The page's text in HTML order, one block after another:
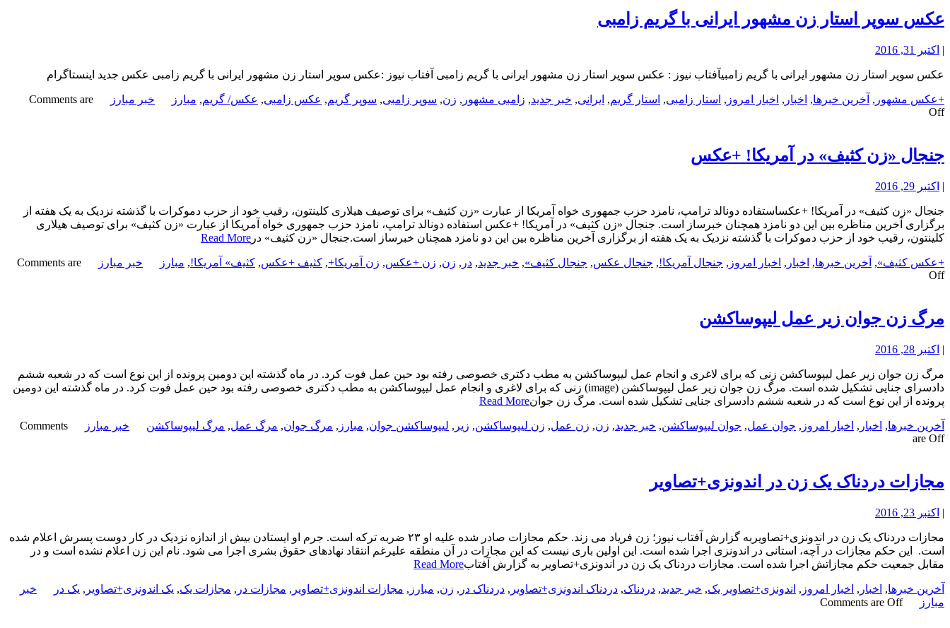
عکس سوپر استار زن مشهور ایرانی با گریم زامبی
| اکتبر 31, 2016
عکس سوپر استار زن مشهور ایرانی با گریم زامبیآفتاب نیوز : عکس سوپر استار زن مشهور ایرانی با گریم زامبی آفتاب نیوز :عکس سوپر استار زن مشهور ایرانی با گریم زامبی عکس جدید اینستاگرام
+عکس مشهور , آخرین خبرها, اخبار , اخبار امروز , استار زامبی, استار گریم, ایرانی, خبر جدید, زامبی مشهور , زن, سوپر زامبی, سوپر گریم, عکس زامبی, عکس/ گریم, مبارز خبر مبارز
Comments are
Off
جنجال «زن کثیف» در آمریکا! +عکس
| اکتبر 29, 2016
جنجال «زن کثیف» در آمریکا! +عکساستفاده دونالد ترامپ، نامزد حزب جمهوری خواه آمریکا از عبارت «زن کثیف» برای توصیف هیلاری کلینتون، رقیب خود از حزب دموکرات با گذشته نزدیک به یک هفته از
برگزاری آخرین مناظره بین این دو نامزد همچنان خبرساز است. جنجال «زن کثیف» در آمریکا! +عکس استفاده دونالد ترامپ، نامزد حزب جمهوری خواه آمریکا از عبارت «زن کثیف» برای توصیف هیلاری
کلینتون، رقیب خود از حزب دموکرات با گذشته نزدیک به یک هفته از برگزاری آخرین مناظره بین این دو نامزد همچنان خبرساز است.جنجال «زن کثیف» در Read More
+عکس کثیف», آخرین خبرها, اخبار , اخبار امروز , جنجال آمریکا!, جنجال عکس, جنجال کثیف», خبر جدید, در , زن, زن +عکس, زن آمریکا+, کثیف +عکس, کثیف» آمریکا!, مبارز خبر مبارز
Comments are
Off
مرگ زن جوان زیر عمل لیپوساکشن
| اکتبر 28, 2016
مرگ زن جوان زیر عمل لیپوساکشن زنی که برای لاغری و انجام عمل لیپوساکشن به مطب دکتری خصوصی رفته بود حین عمل فوت کرد. در ماه گذشته این دومین پرونده از این نوع است که در شعبه ششم
دادسرای جنایی تشکیل شده است. مرگ زن جوان زیر عمل لیپوساکشن (image) زنی که برای لاغری و انجام عمل لیپوساکشن به مطب دکتری خصوصی رفته بود حین عمل فوت کرد. در ماه گذشته این دومین
پرونده از این نوع است که در شعبه ششم دادسرای جنایی تشکیل شده است. مرگ زن جوانRead More
آخرین خبرها, اخبار , اخبار امروز , جوان عمل, جوان لیپوساکشن, خبر جدید, زن, زن عمل, زن لیپوساکشن, زیر , لیپوساکشن جوان, مبارز , مرگ جوان, مرگ عمل, مرگ لیپوساکشن خبر مبارز
Comments
are Off
مجازات دردناک یک زن در اندونزی+تصاویر
| اکتبر 23, 2016
مجازات دردناک یک زن در اندونزی+تصاویربه گزارش آفتاب نیوز؛ زن فریاد می زند. حکم مجازات صادر شده علیه او ۲۳ ضربه ترکه است. جرم او ایستادن بیش از اندازه نزدیک در کار دوست پسرش اعلام شده
است. این حکم مجازات در آچه، استانی در اندونزی اجرا شده است. این اولین باری نیست که این مجازات در آن منطقه علیرغم انتقاد نهادهای حقوق بشری اجرا می شود. نام این زن اعلام نشده است و در
مقابل جمعیت حکم مجازاتش اجرا شده است. مجازات دردناک یک زن در اندونزی+تصاویر به گزارش آفتابRead More
آخرین خبرها, اخبار , اخبار امروز , اندونزی+تصاویر یک, خبر جدید, دردناک, دردناک اندونزی+تصاویر , دردناک در , زن, مبارز , مجازات اندونزی+تصاویر , مجازات در , مجازات یک, یک اندونزی+تصاویر , یک در
خبر
مبارز
Comments are Off